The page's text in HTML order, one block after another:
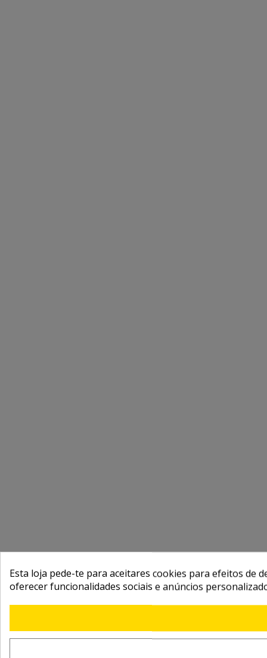
Esta loja pede-te para aceitares cookies para efeitos de
oferecer funcionalidades sociais e anúncios